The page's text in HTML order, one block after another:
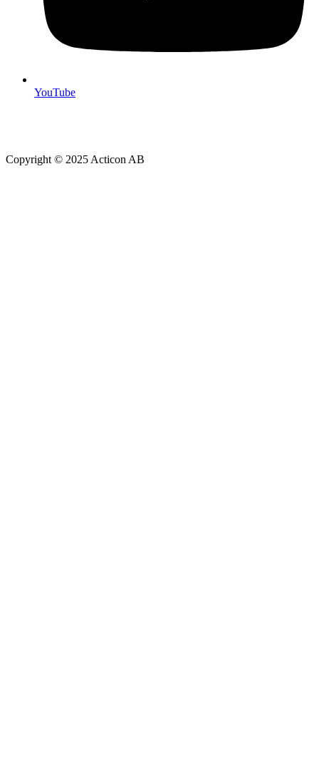
YouTube
Copyright © 2025 Acticon AB